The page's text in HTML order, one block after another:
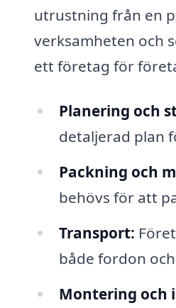
utrustning från en
verksamheten och
ett företag för
Planering och
detaljerad plan
Packning och
behövs för att
Transport:
både fordon
Montering och